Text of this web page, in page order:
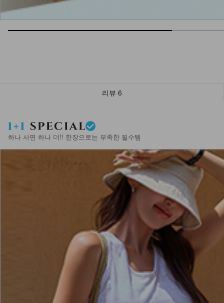
리뷰 6
하나 사면 하나 더!! 한장으로는 부족한 필수템